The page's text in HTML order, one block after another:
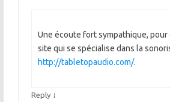
Une écoute fort sympathique,
site qui se spécialise dans la
http://tabletopaudio.com/.
Reply ↓